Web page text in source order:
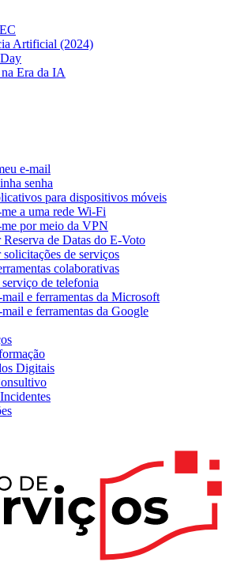
Artificial (2024)
Era da IA
e-mail
senha
para dispositivos móveis
a uma rede Wi-Fi
por meio da VPN
Reserva de Datas do E-Voto
de serviços
colaborativas
de telefonia
e ferramentas da Microsoft
e ferramentas da Google
Digitais